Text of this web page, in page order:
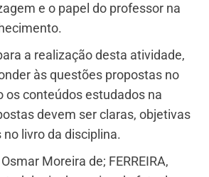
e o papel do professor na
a realização desta atividade,
às questões propostas no
os conteúdos estudados na
devem ser claras, objetivas
livro da disciplina.
Moreira de; FERREIRA,